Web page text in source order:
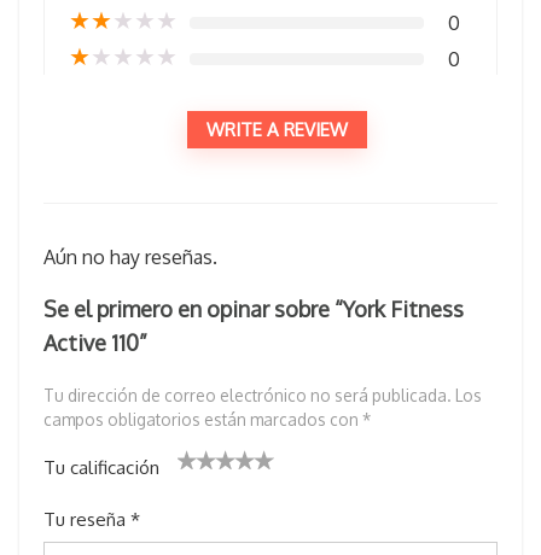
★★★★★ 0
★★★★★ 0
WRITE A REVIEW
Aún no hay reseñas.
Se el primero en opinar sobre “York Fitness
Active 110”
Tu dirección de correo electrónico no será publicada. Los
campos obligatorios están marcados con *
Tu calificación
Tu reseña *